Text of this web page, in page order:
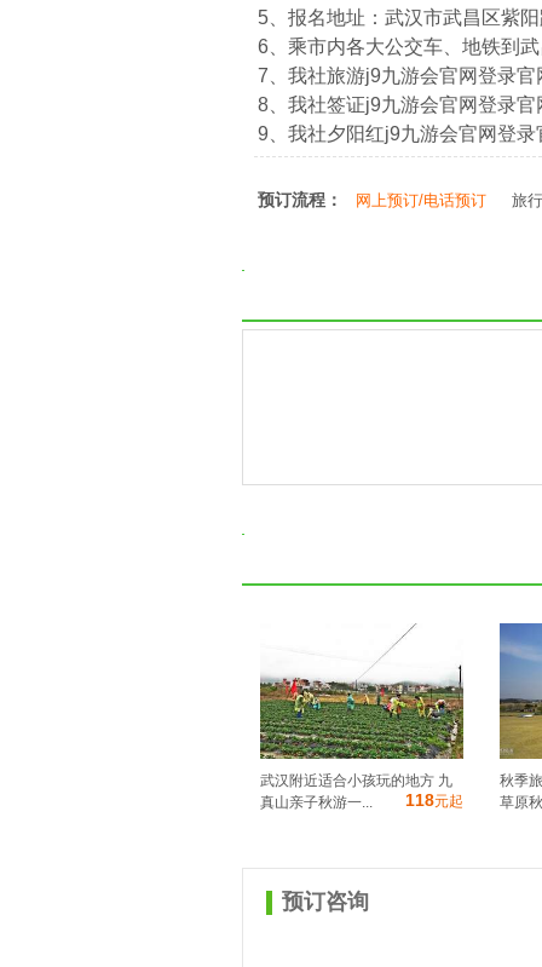
5、报名地址：武汉市武昌区紫
6、乘市内各大公交车、地铁到
7、我社旅游j9九游会官网登录
8、我社签证j9九游会官网登录
9、我社夕阳红j9九游会官网登
预订流程： 网上预订/电话预订 旅
武汉附近适合小孩玩的地方 九
真山亲子秋游一...
118元起
秋季
草原
预订咨询